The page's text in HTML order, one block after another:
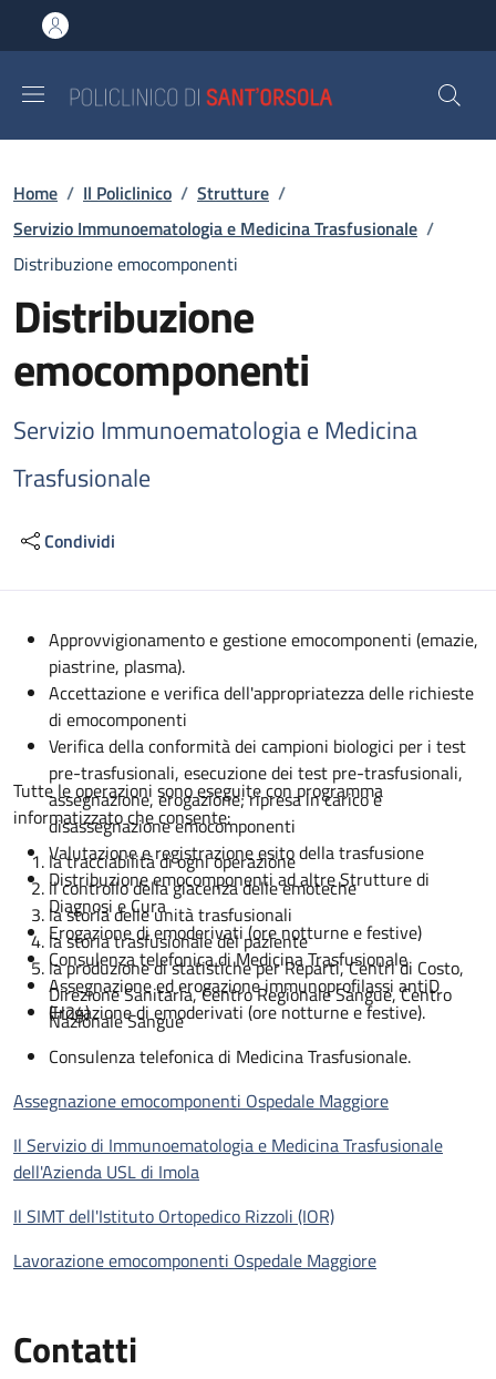
al contenuto principale
to footer content
Briciole di pane
Home / Il Policlinico / Strutture /
Servizio Immunoematologia e Medicina Trasfusionale /
Distribuzione emocomponenti
Distribuzione
emocomponenti
Servizio Immunoematologia e Medicina
Trasfusionale
Condividi
Descrizione
Approvvigionamento e gestione emocomponenti (emazie,
piastrine, plasma).
Accettazione e verifica dell'appropriatezza delle richieste
di emocomponenti
Verifica della conformità dei campioni biologici per i test
pre-trasfusionali, esecuzione dei test pre-trasfusionali,
assegnazione, erogazione; ripresa in carico e
disassegnazione emocomponenti
Valutazione e registrazione esito della trasfusione
Distribuzione emocomponenti ad altre Strutture di
Diagnosi e Cura
Erogazione di emoderivati (ore notturne e festive)
Consulenza telefonica di Medicina Trasfusionale
Assegnazione ed erogazione immunoprofilassi antiD
(H24)
Tutte le operazioni sono eseguite con programma
informatizzato che consente:
la tracciabilità di ogni operazione
il controllo della giacenza delle emoteche
la storia delle unità trasfusionali
la storia trasfusionale del paziente
la produzione di statistiche per Reparti, Centri di Costo,
Direzione Sanitaria, Centro Regionale Sangue, Centro
Nazionale Sangue
Erogazione di emoderivati (ore notturne e festive).
Consulenza telefonica di Medicina Trasfusionale.
Assegnazione emocomponenti Ospedale Maggiore
Il Servizio di Immunoematologia e Medicina Trasfusionale
dell'Azienda USL di Imola
Il SIMT dell'Istituto Ortopedico Rizzoli (IOR)
Lavorazione emocomponenti Ospedale Maggiore
Contatti